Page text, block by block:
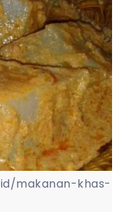
makanan-khas-